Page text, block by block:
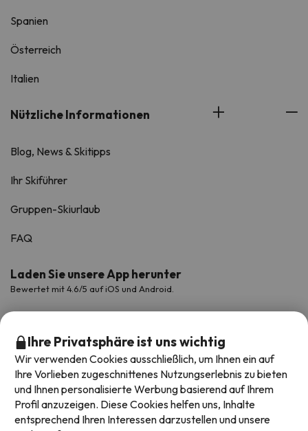
Spanien
Österreich
Italien
Nützliche Informationen
Blog, News & Skitipps
Ihr Skiführer
Gruppen-Skiurlaub
FAQ
Laden Sie unsere App herunter
Bewertet mit 4.6/5 auf iOS und Android.
Ihre Privatsphäre ist uns wichtig
Wir verwenden Cookies ausschließlich, um Ihnen ein auf
Ihre Vorlieben zugeschnittenes Nutzungserlebnis zu bieten
und Ihnen personalisierte Werbung basierend auf Ihrem
Profil anzuzeigen. Diese Cookies helfen uns, Inhalte
entsprechend Ihren Interessen darzustellen und unsere